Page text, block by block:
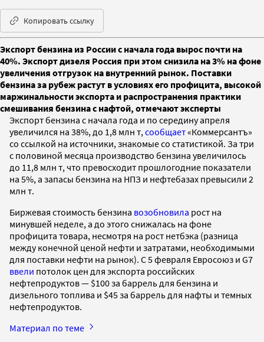
Копировать ссылку
Экспорт бензина из России с начала года вырос почти на
40%. Экспорт дизеля Россия при этом снизила на 3% на фоне
увеличения отгрузок на внутренний рынок. Поставки
бензина за рубеж растут в условиях его профицита, высокой
маржинальности экспорта и распространения практики
смешивания бензина с нафтой, отмечают эксперты
Экспорт бензина с начала года и по середину апреля
увеличился на 38%, до 1,8 млн т, сообщает«Коммерсантъ»
со ссылкой на источники, знакомые со статистикой. За три
с половиной месяца производство бензина увеличилось
до 11,8 млн т, что превосходит прошлогодние показатели
на 5%, а запасы бензина на НПЗ и нефтебазах превысили 2
млн т.
Биржевая стоимость бензина возобновила рост на
минувшей неделе, а до этого снижалась на фоне
профицита товара, несмотря на рост нетбэка (разница
между конечной ценой нефти и затратами, необходимыми
для поставки нефти на рынок). С 5 февраля Евросоюз и G7
ввели потолок цен для экспорта российских
нефтепродуктов — $100 за баррель для бензина и
дизельного топлива и $45 за баррель для нафты и темных
нефтепродуктов.
Материал по теме